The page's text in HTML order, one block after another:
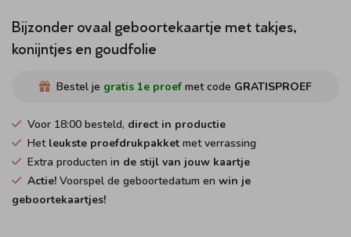
Bijzonder ovaal geboortekaartje met takjes,
konijntjes en goudfolie
Bestel je gratis 1e proef met code GRATISPROEF
Voor 18:00 besteld, direct in productie
Het leukste proefdrukpakket met verrassing
Extra producten in de stijl van jouw kaartje
Actie! Voorspel de geboortedatum en win je
geboortekaartjes!